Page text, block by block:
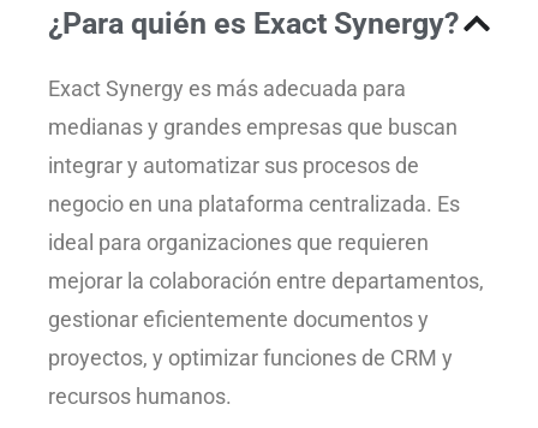
¿Para quién es Exact Synergy?
Exact Synergy es más adecuada para
medianas y grandes empresas que buscan
integrar y automatizar sus procesos de
negocio en una plataforma centralizada. Es
ideal para organizaciones que requieren
mejorar la colaboración entre departamentos,
gestionar eficientemente documentos y
proyectos, y optimizar funciones de CRM y
recursos humanos.